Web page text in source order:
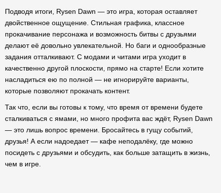
Подводя итоги, Rysen Dawn — это игра, которая оставляет
двойственное ощущение. Стильная графика, классное
прокачивание персонажа и возможность битвы с друзьями
делают её довольно увлекательной. Но баги и однообразные
задания отталкивают. С модами и читами игра уходит в
качественно другой плоскости, прямо на старте! Если хотите
насладиться ею по полной — не игнорируйте варианты,
которые позволяют прокачать контент.
Так что, если вы готовы к тому, что время от времени будете
сталкиваться с ямами, но много профита вас ждёт, Rysen Dawn
— это лишь вопрос времени. Бросайтесь в гущу событий,
друзья! А если надоедает — кафе неподалёку, где можно
посидеть с друзьями и обсудить, как больше затащить в жизнь,
чем в игре.